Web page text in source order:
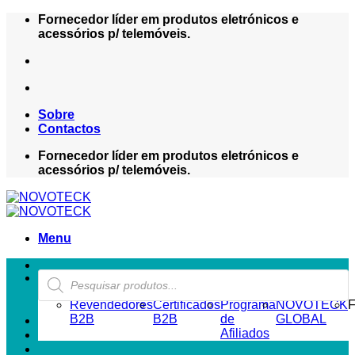
Skip
Fornecedor líder em produtos eletrónicos e
acessórios p/ telemóveis.
Sobre
Contactos
Fornecedor líder em produtos eletrónicos e
acessórios p/ telemóveis.
Menu
Products
search
ZONA REVENDEDOR-B2B
Revendedores
B2B
Certificados
B2B
Programa
de
Afiliados
NOVOTECK
GLOBAL